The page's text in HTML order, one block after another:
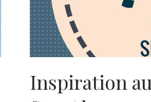
Inspiration